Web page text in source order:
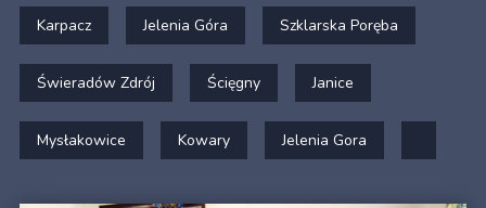
Karpacz Jelenia Góra Szklarska Poręba
Świeradów Zdrój Ścięgny Janice
Mysłakowice Kowary Jelenia Gora